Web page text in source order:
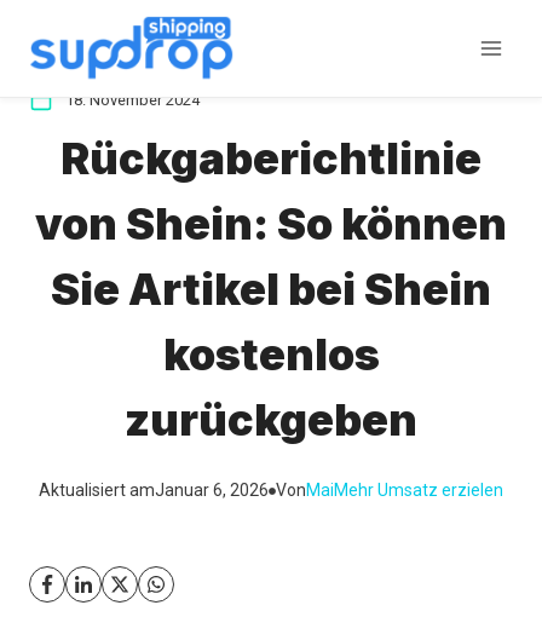
Inhalt
18. November 2024
Rückgaberichtlinie
von Shein: So können
Sie Artikel bei Shein
kostenlos
zurückgeben
Aktualisiert amJanuar 6, 2026 VonMaiMehr Umsatz erzielen